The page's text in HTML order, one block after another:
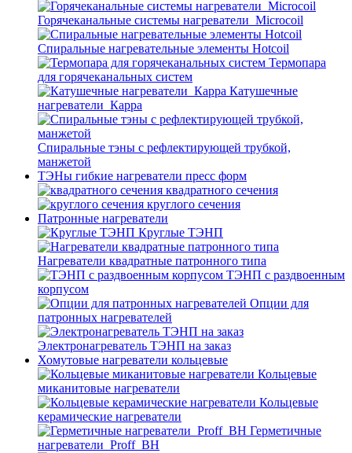
Горячеканальные системы нагреватели_Microcoil
Спиральные нагревательные элементы Hotcoil
Термопара
для горячеканальных систем
Катушечные
нагреватели_Карра
Спиральные тэны с рефлектирующей трубкой,
манжетой
ТЭНы гибкие нагреватели пресс форм
квадратного сечения
круглого сечения
Патронные нагреватели
Круглые ТЭНП
Нагреватели квадратные патронного типа
ТЭНП с раздвоенным
корпусом
Опции для
патронных нагревателей
Электронагреватель ТЭНП на заказ
Хомутовые нагреватели кольцевые
Кольцевые
миканитовые нагреватели
Кольцевые
керамические нагреватели
Герметичные
нагреватели_Proff_BH